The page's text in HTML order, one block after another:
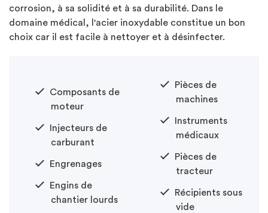
corrosion, à sa solidité et à sa durabilité. Dans le
domaine médical, l'acier inoxydable constitue un bon
choix car il est facile à nettoyer et à désinfecter.
Composants de
moteur
Injecteurs de
carburant
Engrenages
Engins de
chantier lourds
Pièces de
machines
Instruments
médicaux
Pièces de
tracteur
Récipients sous
vide